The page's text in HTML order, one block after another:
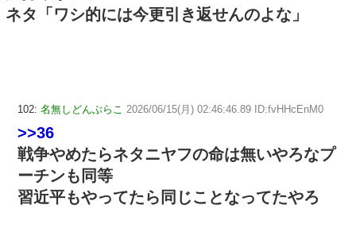
ネタ「ワシ的には今更引き返せんのよな」
102: 名無しどんぶらこ 2026/06/15(月) 02:46:46.89 ID:fvHHcEnM0
>>36
戦争やめたらネタニヤフの命は無いやろなプ
ーチンも同等
習近平もやってたら同じことなってたやろ